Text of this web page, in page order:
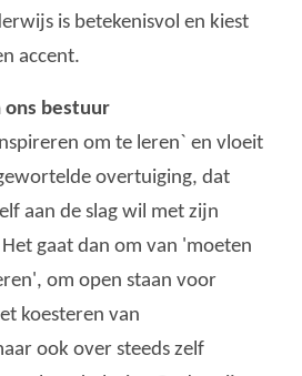
is betekenisvol en kiest
accent.
ons bestuur
om te leren` en vloeit
overtuiging, dat
aan de slag wil met zijn
gaat dan om van 'moeten
om open staan voor
koesteren van
ook over steeds zelf